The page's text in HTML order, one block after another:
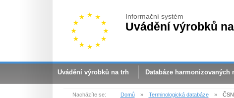
Informační systém
Uvádění výrobků
Uvádění výrobků na trh Databáze harmonizovaných
Nacházíte se: Domů » Terminologická databáze »